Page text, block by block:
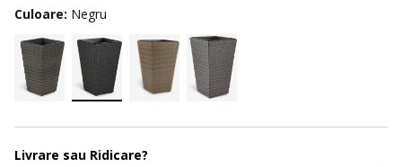
Culoare: Negru
Livrare sau Ridicare?